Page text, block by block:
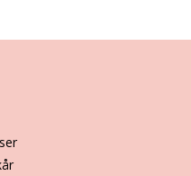
Vask &
Cobra Pixels
du lære hvordan du tar